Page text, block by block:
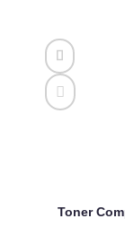
Toner